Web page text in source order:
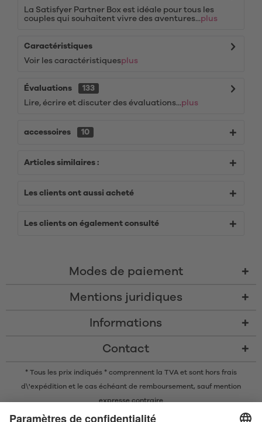
La Satisfyer Partner Box est idéale pour tous les
couples qui souhaitent vivre des aventures...plus
Caractéristiques
Voir les caractéristiquesplus
Évaluations
133
Lire, écrire et discuter des évaluations...plus
accessoires 10
Articles similaires :
Les clients ont aussi acheté
Les clients on également consulté
Modes de paiement
Mentions juridiques
Informations
Contact
* Tous les prix indiqués * comprennent la TVA et sont hors frais
d\'expédition et le cas échéant de remboursement, sauf mention
expresse contraire
* La marque nominative et les logos Bluetooth® sont des marques